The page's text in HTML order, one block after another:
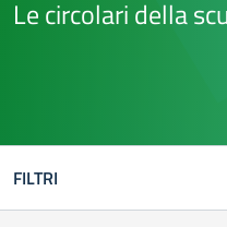
Le circolari della
FILTRI